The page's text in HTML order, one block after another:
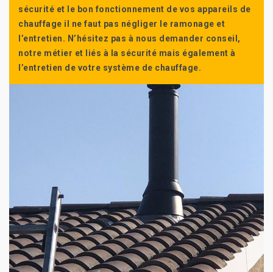
sécurité et le bon fonctionnement de vos appareils de
chauffage il ne faut pas négliger le ramonage et
l’entretien. N’hésitez pas à nous demander conseil,
notre métier et liés à la sécurité mais également à
l’entretien de votre système de chauffage.